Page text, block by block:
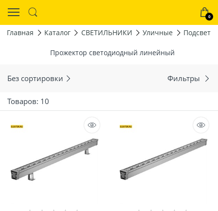
0
Главная Каталог СВЕТИЛЬНИКИ Уличные
Прожектор светодиодный линейный
Без сортировки Фильтры
Товаров: 10